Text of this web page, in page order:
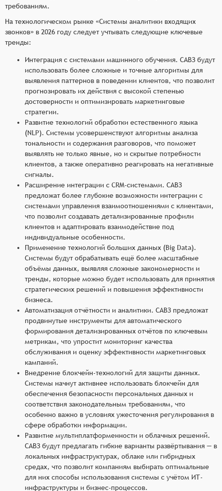
требованиям.
На технологическом рынке «Системы аналитики входящих
звонков» в 2026 году следует учтывать следующие ключевые
тренды:
Интеграция с системами машинного обучения. САВЗ будут
использовать более сложные и точные алгоритмы для
выявления паттернов в поведении клиентов, что позволит
прогнозировать их действия с высокой степенью
достоверности и оптимизировать маркетинговые
стратегии.
Развитие технологий обработки естественного языка
(NLP). Системы усовершенствуют алгоритмы анализа
тональности и содержания разговоров, что поможет
выявлять не только явные, но и скрытые потребности
клиентов, а также оперативно реагировать на негативные
сигналы.
Расширение интеграции с CRM-системами. САВЗ
предложат более глубокие возможности интеграции с
системами управления взаимоотношениями с клиентами,
что позволит создавать детализированные профили
клиентов и адаптировать взаимодействие под
индивидуальные особенности.
Применение технологий больших данных (Big Data).
Системы будут обрабатывать ещё более масштабные
объёмы данных, выявляя сложные закономерности и
тренды, которые можно будет использовать для принятия
стратегических решений и повышения эффективности
бизнеса.
Автоматизация отчётности и аналитики. САВЗ предложат
продвинутые инструменты для автоматического
формирования детализированных отчётов по ключевым
метрикам, что упростит мониторинг качества
обслуживания и оценку эффективности маркетинговых
кампаний.
Внедрение блокчейн-технологий для защиты данных.
Системы начнут активнее использовать блокчейн для
обеспечения безопасности персональных данных и
соответствия законодательным требованиям, что
особенно важно в условиях ужесточения регулирования в
сфере обработки информации.
Развитие мультиплатформенности и облачных решений.
САВЗ будут предлагать гибкие варианты развёртывания — в
локальных инфраструктурах, облаке или гибридных
средах, что позволит компаниям выбирать оптимальные
для них способы использования системы с учётом ИТ-
инфраструктуры и бизнес-процессов.